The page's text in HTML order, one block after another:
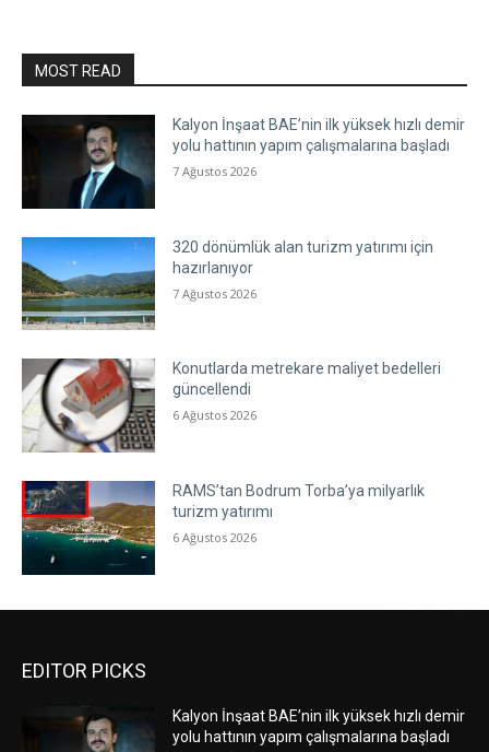
MOST READ
Kalyon İnşaat BAE’nin ilk yüksek hızlı demir
yolu hattının yapım çalışmalarına başladı
7 Ağustos 2026
320 dönümlük alan turizm yatırımı için
hazırlanıyor
7 Ağustos 2026
Konutlarda metrekare maliyet bedelleri
güncellendi
6 Ağustos 2026
RAMS’tan Bodrum Torba’ya milyarlık
turizm yatırımı
6 Ağustos 2026
EDITOR PICKS
Kalyon İnşaat BAE’nin ilk yüksek hızlı demir
yolu hattının yapım çalışmalarına başladı